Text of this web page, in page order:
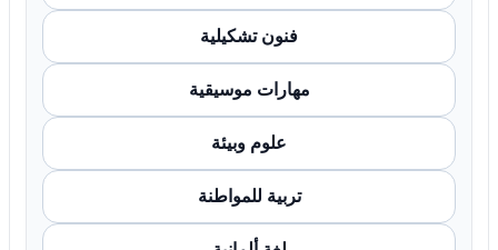
فنون تشكيلية
مهارات موسيقية
علوم وبيئة
تربية للمواطنة